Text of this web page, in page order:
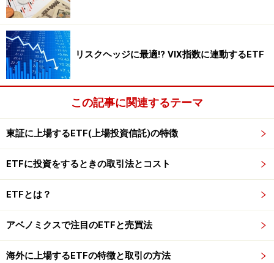
ただし一つひとつのリートは投資物件によって、オフィ
スビル系、商業施設系、住居系と、特徴が分かれてお
り、投資地域等によっても収益の高さやぶれ方が異なり
ます。これらのリートをたくさん集めて運用するのがリ
ートETFなので、一つのリートに投資する場合よりリス
クが分散され、より安定した分配収入が期待できます。
次のページで、リートETFの気になる分配実績を見てみ
ましょう＞＞＞＞＞
本記事の内容は一般的な情報提供を目的としており、特定の金融
行ってください。
リスクヘッジに最適!? VIX指数に連動するETF
この記事に関連するテーマ
東証に上場するETF(上場投資信託)の特徴
ETFに投資をするときの取引法とコスト
ETFとは？
アベノミクスで注目のETFと売買法
海外に上場するETFの特徴と取引の方法